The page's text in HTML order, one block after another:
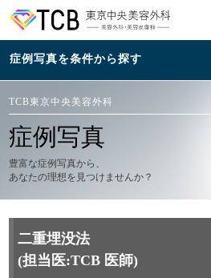
TCB東京中央美容外科
症例写真
豊富な症例写真から、
あなたの理想を見つけませんか？
二重埋没法
(担当医:TCB 医師)